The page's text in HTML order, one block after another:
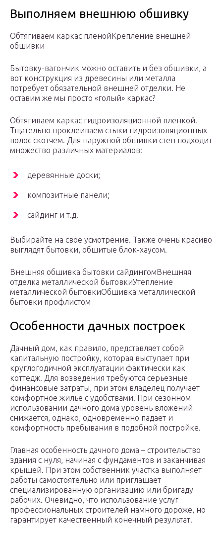
Выполняем внешнюю обшивку
Обтягиваем каркас пленойКрепление внешней
обшивки
Бытовку-вагончик можно оставить и без обшивки, а
вот конструкция из древесины или металла
потребует обязательной внешней отделки. Не
оставим же мы просто «голый» каркас?
Обтягиваем каркас гидроизоляционной пленкой.
Тщательно проклеиваем стыки гидроизоляционных
полос скотчем. Для наружной обшивки стен подходит
множество различных материалов:
деревянные доски;
композитные панели;
сайдинг и т.д.
Выбирайте на свое усмотрение. Также очень красиво
выглядят бытовки, обшитые блок-хаусом.
Внешняя обшивка бытовки сайдингомВнешняя
отделка металлической бытовкиУтепление
металлической бытовкиОбшивка металлической
бытовки профлистом
Особенности дачных построек
Дачный дом, как правило, представляет собой
капитальную постройку, которая выступает при
круглогодичной эксплуатации фактически как
коттедж. Для возведения требуются серьезные
финансовые затраты, при этом владелец получает
комфортное жилье с удобствами. При сезонном
использовании дачного дома уровень вложений
снижается, однако, одновременно падает и
комфортность пребывания в подобной постройке.
Главная особенность дачного дома – строительство
здания с нуля, начиная с фундаментов и заканчивая
крышей. При этом собственник участка выполняет
работы самостоятельно или приглашает
специализированную организацию или бригаду
рабочих. Очевидно, что использование услуг
профессиональных строителей намного дороже, но
гарантирует качественный конечный результат.